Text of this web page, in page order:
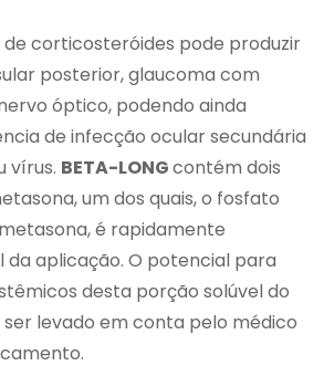
de corticosteróides pode produzir
posterior, glaucoma com
óptico, podendo ainda
de infecção ocular secundária
vírus. BETA-LONGcontém dois
um dos quais, o fosfato
é rapidamente
da aplicação. O potencial para
desta porção solúvel do
ser levado em conta pelo médico